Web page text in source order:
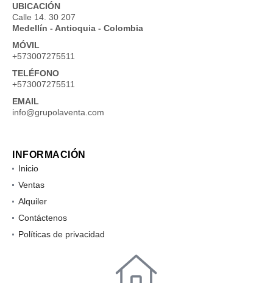
UBICACIÓN
Calle 14. 30 207
Medellín - Antioquia - Colombia
MÓVIL
+573007275511
TELÉFONO
+573007275511
EMAIL
info@grupolaventa.com
INFORMACIÓN
Inicio
Ventas
Alquiler
Contáctenos
Políticas de privacidad